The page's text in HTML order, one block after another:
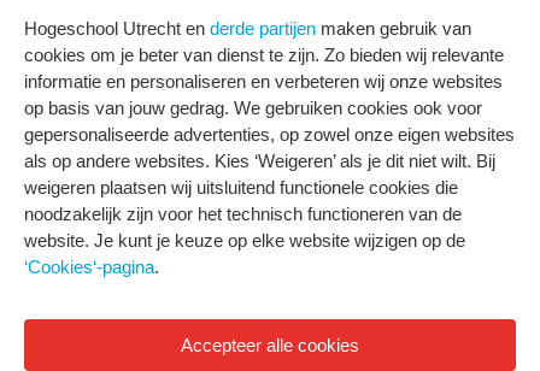
Hogeschool Utrecht en derde partijen maken gebruik van
cookies om je beter van dienst te zijn. Zo bieden wij relevante
informatie en personaliseren en verbeteren wij onze websites
op basis van jouw gedrag. We gebruiken cookies ook voor
gepersonaliseerde advertenties, op zowel onze eigen websites
als op andere websites. Kies ‘Weigeren’ als je dit niet wilt. Bij
weigeren plaatsen wij uitsluitend functionele cookies die
noodzakelijk zijn voor het technisch functioneren van de
website. Je kunt je keuze op elke website wijzigen op de
‘Cookies‘-pagina.
Accepteer alle cookies
Zie verder het Privacy statement Hogeschool Utrecht
HIER KOMT ALLES SAMEN
Privacy
Cookies